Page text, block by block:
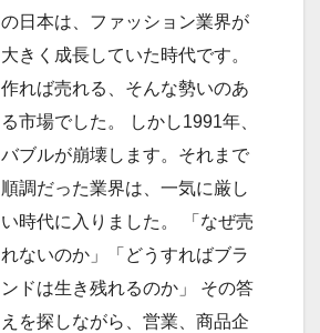
の日本は、ファッション業界が
大きく成長していた時代です。
作れば売れる、そんな勢いのあ
る市場でした。 しかし1991年、
バブルが崩壊します。それまで
順調だった業界は、一気に厳し
い時代に入りました。 「なぜ売
れないのか」「どうすればブラ
ンドは生き残れるのか」 その答
えを探しながら、営業、商品企